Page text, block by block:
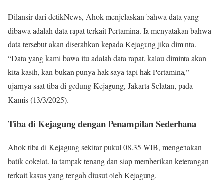
Dilansir dari detikNews, Ahok menjelaskan bahwa data yang
dibawa adalah data rapat terkait Pertamina. Ia menyatakan bahwa
data tersebut akan diserahkan kepada Kejagung jika diminta.
“Data yang kami bawa itu adalah data rapat, kalau diminta akan
kita kasih, kan bukan punya hak saya tapi hak Pertamina,”
ujarnya saat tiba di gedung Kejagung, Jakarta Selatan, pada
Kamis (13/3/2025).
Tiba di Kejagung dengan Penampilan Sederhana
Ahok tiba di Kejagung sekitar pukul 08.35 WIB, mengenakan
batik cokelat. Ia tampak tenang dan siap memberikan keterangan
terkait kasus yang tengah diusut oleh Kejagung.